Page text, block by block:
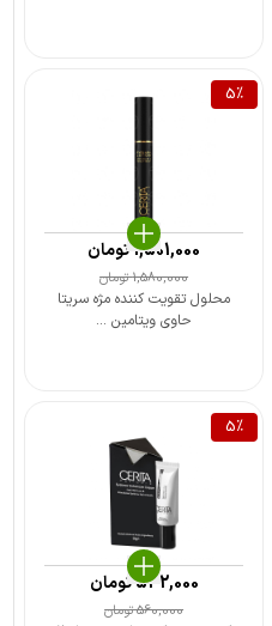
5%
محلول تقویت کننده مژه سریتا
حاوی ویتامین ...
1,580,000تومان
1,501,000تومان
5%
560,000تومان
532,000تومان